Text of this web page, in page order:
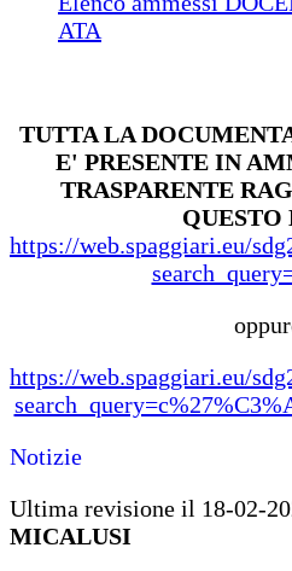
ATA
TUTTA LA
E' PRESENTE IN
TRASPARENTE
https://web.spaggiari.eu/
https://web.spaggiari.eu/
Notizie
Ultima revisione il 18-02-
MICALUSI